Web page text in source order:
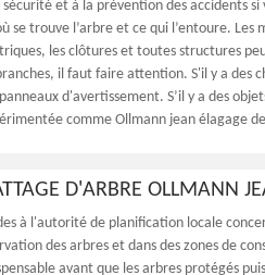
sécurité et à la prévention des accidents
se trouve l’arbre et ce qui l’entoure. Les
les clôtures et toutes structures
il faut faire attention. S'il y a des
d'avertissement. S’il y a des
comme Ollmann jean élagage
D'ARBRE OLLMANN
à l'autorité de planification locale
des arbres et dans des zones de
avant que les arbres protégés